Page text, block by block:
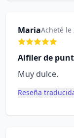
MariaAcheté le
Alfiler de
Muy dulce.
Reseña